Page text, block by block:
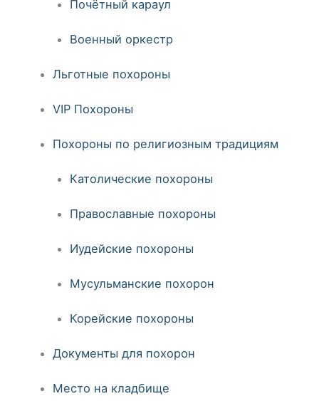
Почётный караул
Военный оркестр
Льготные похороны
VIP Похороны
Похороны по религиозным традициям
Католические похороны
Православные похороны
Иудейские похороны
Мусульманские похорон
Корейские похороны
Документы для похорон
Место на кладбище